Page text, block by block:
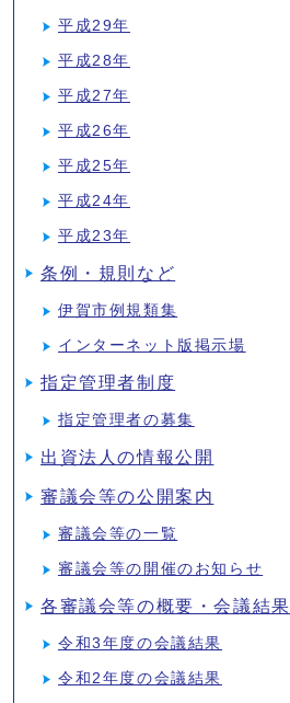
平成29年
平成28年
平成27年
平成26年
平成25年
平成24年
平成23年
条例・規則など
伊賀市例規類集
インターネット版掲示場
指定管理者制度
指定管理者の募集
出資法人の情報公開
審議会等の公開案内
審議会等の一覧
審議会等の開催のお知らせ
各審議会等の概要・会議結果
令和3年度の会議結果
令和2年度の会議結果